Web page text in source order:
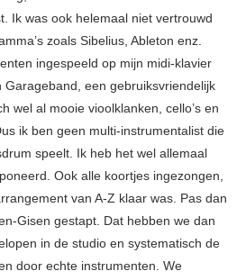
Ik was ook helemaal niet vertrouwd
zoals Sibelius, Ableton enz.
ingespeeld op mijn midi-klavier
een gebruiksvriendelijk
wel al mooie vioolklanken, cello’s en
ik ben geen multi-instrumentalist die
speelt. Ik heb het wel allemaal
Ook alle koortjes ingezongen,
van A-Z klaar was. Pas dan
Gisen gestapt. Dat hebben we dan
in de studio en systematisch de
door echte instrumenten. We